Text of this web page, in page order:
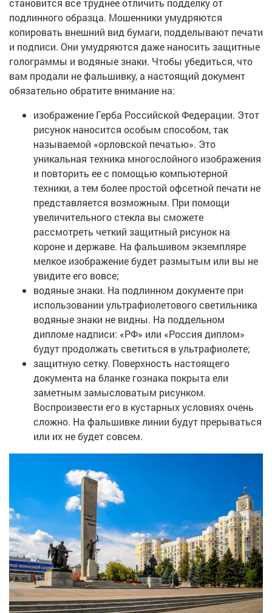
становится все труднее отличить подделку от
подлинного образца. Мошенники умудряются
копировать внешний вид бумаги, подделывают печати
и подписи. Они умудряются даже наносить защитные
голограммы и водяные знаки. Чтобы убедиться, что
вам продали не фальшивку, а настоящий документ
обязательно обратите внимание на:
изображение Герба Российской Федерации. Этот
рисунок наносится особым способом, так
называемой «орловской печатью». Это
уникальная техника многослойного изображения
и повторить ее с помощью компьютерной
техники, а тем более простой офсетной печати не
представляется возможным. При помощи
увеличительного стекла вы сможете
рассмотреть четкий защитный рисунок на
короне и державе. На фальшивом экземпляре
мелкое изображение будет размытым или вы не
увидите его вовсе;
водяные знаки. На подлинном документе при
использовании ультрафиолетового светильника
водяные знаки не видны. На поддельном
дипломе надписи: «РФ» или «Россия диплом»
будут продолжать светиться в ультрафиолете;
защитную сетку. Поверхность настоящего
документа на бланке гознака покрыта ели
заметным замысловатым рисунком.
Воспроизвести его в кустарных условиях очень
сложно. На фальшивке линии будут прерываться
или их не будет совсем.